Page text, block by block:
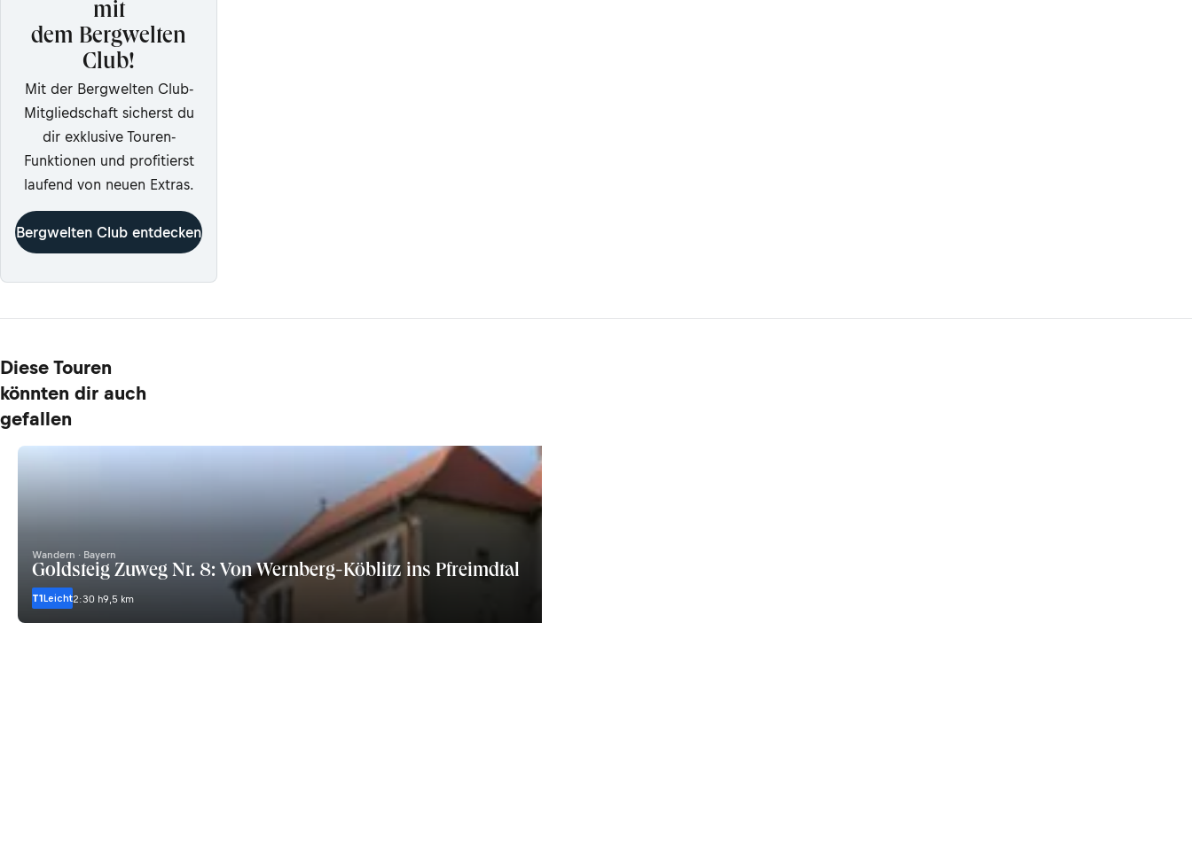
mit
dem Bergwelten
Club!
Mit der Bergwelten Club-
Mitgliedschaft sicherst du
dir exklusive Touren-
Funktionen und profitierst
laufend von neuen Extras.
Bergwelten Club entdecken
Diese Touren
könnten dir auch
gefallen
Wandern · Bayern
Goldsteig Zuweg Nr. 8: Von Wernberg-Köblitz ins Pfreimdtal
T1Leicht2:30 h9,5 km